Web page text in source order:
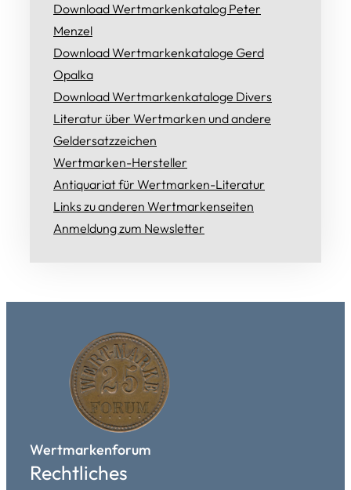
Download Wertmarkenkatalog Peter
Menzel
Download Wertmarkenkataloge Gerd
Opalka
Download Wertmarkenkataloge Divers
Literatur über Wertmarken und andere
Geldersatzzeichen
Wertmarken-Hersteller
Antiquariat für Wertmarken-Literatur
Links zu anderen Wertmarkenseiten
Anmeldung zum Newsletter
Wertmarkenforum
Rechtliches